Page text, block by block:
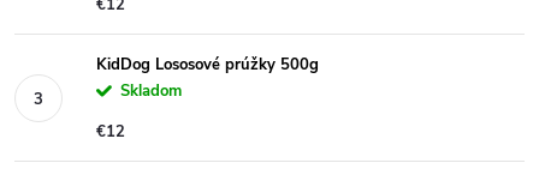
€12
KidDog Lososové prúžky 500g
Skladom
€12